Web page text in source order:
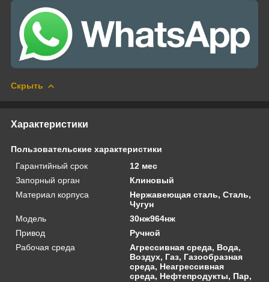
Скрыть
Характеристики
Пользовательские характеристики
Гарантийный срок
12 мес
Запорный орган
Клиновый
Материал корпуса
Нержавеющая сталь, Сталь,
Чугун
Модель
30нж964нж
Привод
Ручной
Рабочая среда
Агрессивная среда, Вода,
Воздух, Газ, Газообразная
среда, Неагрессивная
среда, Нефтепродукты, Пар,